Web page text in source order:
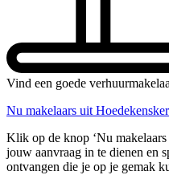
Vind een goede
Nu makelaars uit
Klik op de knop ‘Nu
jouw aanvraag in te dienen en
ontvangen die je op je gemak